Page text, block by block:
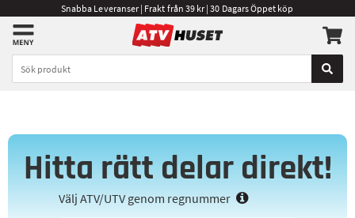
Snabba Leveranser | Frakt från 39 kr | 30 Dagars Öppet köp
Hitta rätt delar direkt!
Välj ATV/UTV genom regnummer